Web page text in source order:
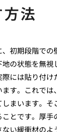
法
初期段階での
の状態を無
には貼り付
す。これでは
まいます。そ
とです。厚手
い緩衝材のよ